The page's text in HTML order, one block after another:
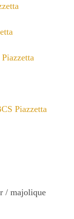
Piazzetta
/ majolique